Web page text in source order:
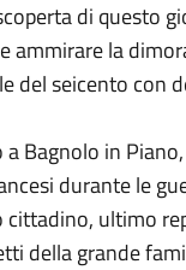
di questo
ammirare la
del seicento con
Bagnolo in
durante le
ultimo
della grande